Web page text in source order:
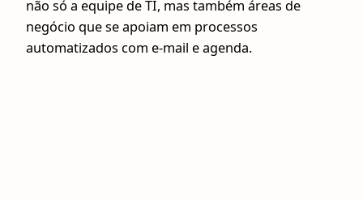
não só a equipe de TI, mas também áreas de
negócio que se apoiam em processos
automatizados com e‑mail e agenda.